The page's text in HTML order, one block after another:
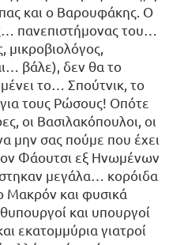
και ο Βαρουφάκης. Ο
πανεπιστήμονας του…
μικροβιολόγος,
βάλε), δεν θα το
το… Σπούτνικ, το
τους Ρώσους! Οπότε
οι Βασιλακόπουλοι, οι
μην σας πούμε που έχει
Φάουτσι εξ Ηνωμένων
μεγάλα… κορόιδα
Μακρόν και φυσικά
και υπουργοί
εκατομμύρια γιατροί